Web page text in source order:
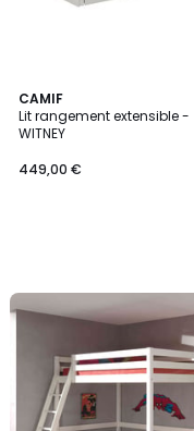
CAMIF
Lit rangement extensible -
WITNEY
449,00 €